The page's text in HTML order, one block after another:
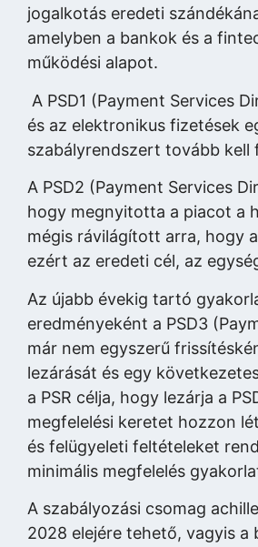
jogalkotás eredeti
amelyben a bankok és a
működési alapot.
A PSD1 (Payment Services
és az elektronikus fizetések
szabályrendszert tovább kell
A PSD2 (Payment Services
hogy megnyitotta a piacot a
mégis rávilágított arra, hogy
ezért az eredeti cél, az
Az újabb évekig tartó
eredményeként a PSD3
már nem egyszerű
lezárását és egy
a PSR célja, hogy lezárja a
megfelelési keretet hozzon
és felügyeleti feltételeket
minimális megfelelés
A szabályozási csomag
2028 elejére tehető, vagyis